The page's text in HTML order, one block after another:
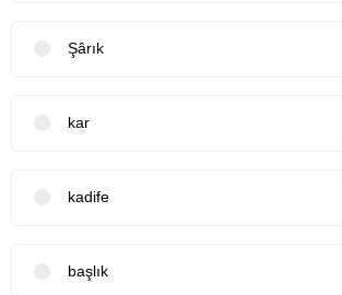
Şârık
kar
kadife
başlık